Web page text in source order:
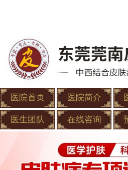
医院首页 医院简介
医生团队 在线咨询